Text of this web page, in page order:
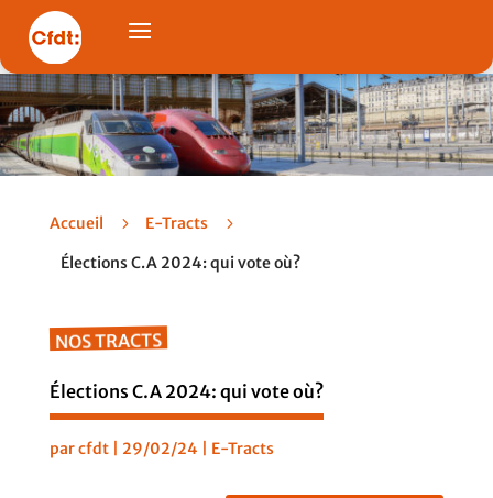
Accueil 5 E-Tracts
5
Élections C.A 2024: qui vote où?
NOS TRACTS
Élections C.A 2024: qui vote où?
parcfdt| 29/02/24 E-Tracts